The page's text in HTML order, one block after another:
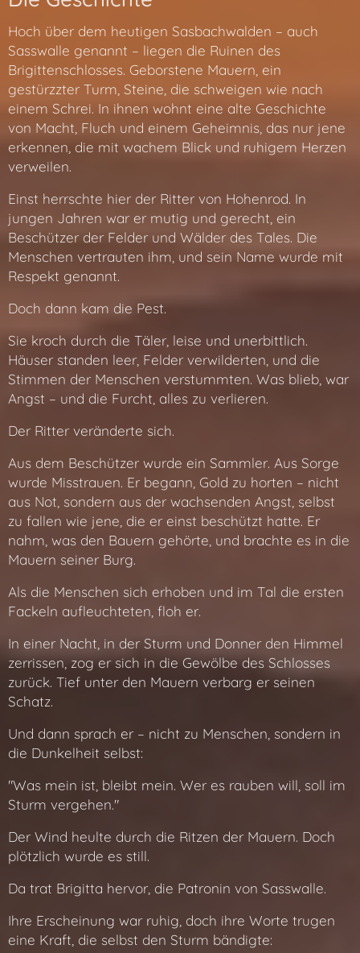
Hoch über dem heutigen Sasbachwalden – auch
Sasswalle genannt – liegen die Ruinen des
Brigittenschlosses. Geborstene Mauern, ein
gestürzzter Turm, Steine, die schweigen wie nach
einem Schrei. In ihnen wohnt eine alte Geschichte
von Macht, Fluch und einem Geheimnis, das nur jene
erkennen, die mit wachem Blick und ruhigem Herzen
verweilen.
Einst herrschte hier der Ritter von Hohenrod. In
jungen Jahren war er mutig und gerecht, ein
Beschützer der Felder und Wälder des Tales. Die
Menschen vertrauten ihm, und sein Name wurde mit
Respekt genannt.
Doch dann kam die Pest.
Sie kroch durch die Täler, leise und unerbittlich.
Häuser standen leer, Felder verwilderten, und die
Stimmen der Menschen verstummten. Was blieb, war
Angst – und die Furcht, alles zu verlieren.
Der Ritter veränderte sich.
Aus dem Beschützer wurde ein Sammler. Aus Sorge
wurde Misstrauen. Er begann, Gold zu horten – nicht
aus Not, sondern aus der wachsenden Angst, selbst
zu fallen wie jene, die er einst beschützt hatte. Er
nahm, was den Bauern gehörte, und brachte es in die
Mauern seiner Burg.
Als die Menschen sich erhoben und im Tal die ersten
Fackeln aufleuchteten, floh er.
In einer Nacht, in der Sturm und Donner den Himmel
zerrissen, zog er sich in die Gewölbe des Schlosses
zurück. Tief unter den Mauern verbarg er seinen
Schatz.
Und dann sprach er – nicht zu Menschen, sondern in
die Dunkelheit selbst:
"Was mein ist, bleibt mein. Wer es rauben will, soll im
Sturm vergehen."
Der Wind heulte durch die Ritzen der Mauern. Doch
plötzlich wurde es still.
Da trat Brigitta hervor, die Patronin von Sasswalle.
Ihre Erscheinung war ruhig, doch ihre Worte trugen
eine Kraft, die selbst den Sturm bändigte: